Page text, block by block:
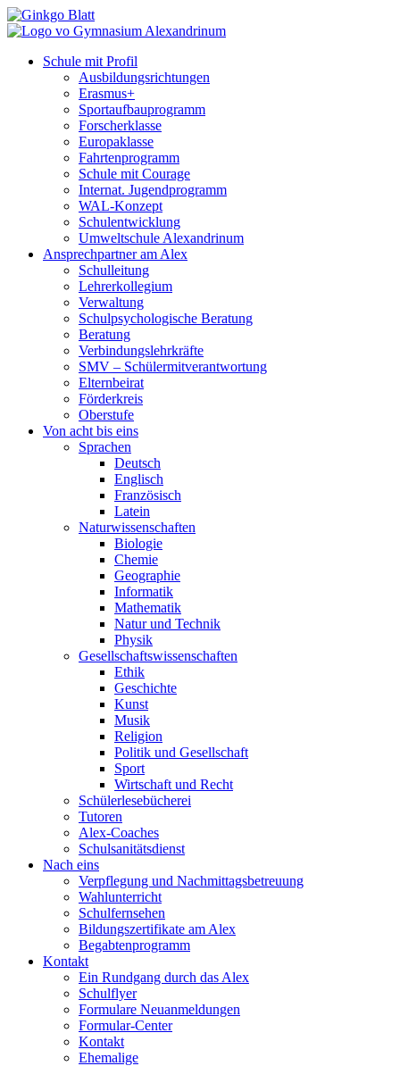
Schule mit Profil
Ausbildungsrichtungen
Erasmus+
Sportaufbauprogramm
Forscherklasse
Europaklasse
Fahrtenprogramm
Schule mit Courage
Internat. Jugendprogramm
WAL-Konzept
Schulentwicklung
Umweltschule Alexandrinum
Ansprechpartner am Alex
Schulleitung
Lehrerkollegium
Verwaltung
Schulpsychologische Beratung
Beratung
Verbindungslehrkräfte
SMV – Schülermitverantwortung
Elternbeirat
Förderkreis
Oberstufe
Von acht bis eins
Sprachen
Deutsch
Englisch
Französisch
Latein
Naturwissenschaften
Biologie
Chemie
Geographie
Informatik
Mathematik
Natur und Technik
Physik
Gesellschaftswissenschaften
Ethik
Geschichte
Kunst
Musik
Religion
Politik und Gesellschaft
Sport
Wirtschaft und Recht
Schülerlesebücherei
Tutoren
Alex-Coaches
Schulsanitätsdienst
Nach eins
Verpflegung und Nachmittagsbetreuung
Wahlunterricht
Schulfernsehen
Bildungszertifikate am Alex
Begabtenprogramm
Kontakt
Ein Rundgang durch das Alex
Schulflyer
Formulare Neuanmeldungen
Formular-Center
Kontakt
Ehemalige